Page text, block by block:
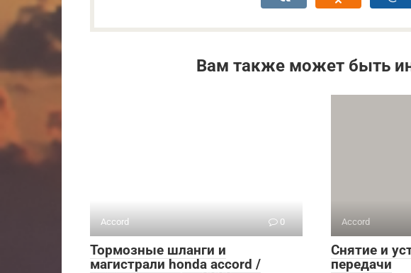
Вам также может быть
Accord 0
Тормозные шланги и
магистрали honda accord /
Accord
Снятие и
передачи